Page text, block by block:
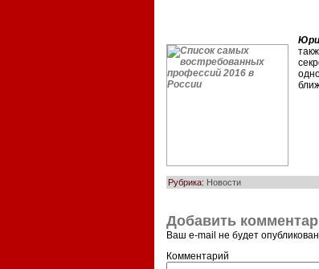
Рубрика: Новости
Добавить
Ваш e-mail не будет
Комментарий